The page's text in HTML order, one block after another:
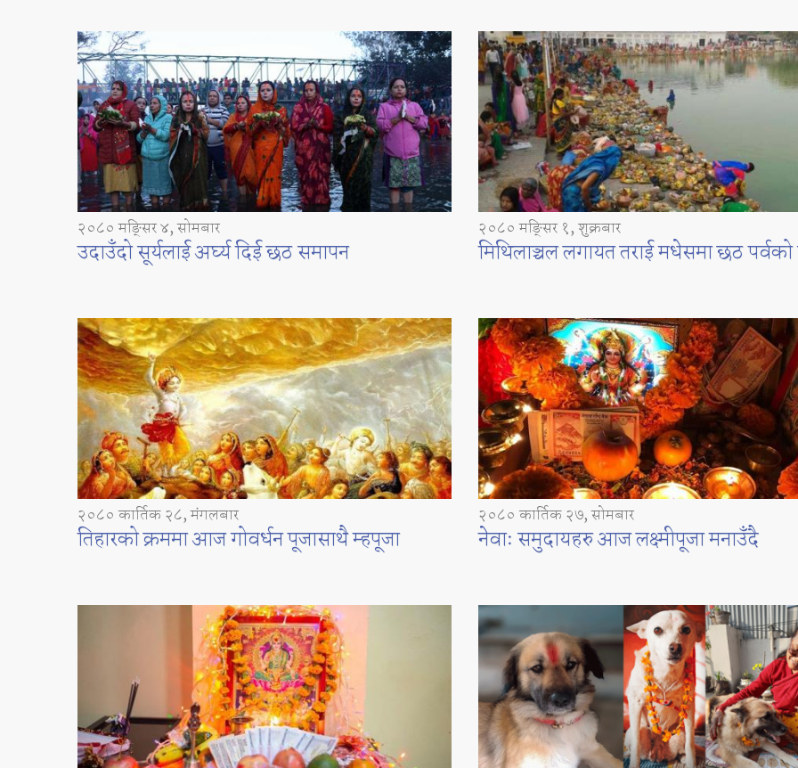
२०८० मङ्सिर ४, सोमबार
उदाउँदो सूर्यलाई अर्घ्य दिई छठ समापन
२०८० मङ्सिर १, शुक्रबार
मिथिलाञ्चल लगायत तराई मधेसमा छठ
२०८० कार्तिक २८, मंगलबार
तिहारको क्रममा आज गोवर्धन पूजासाथै म्हपूजा
२०८० कार्तिक २७, सोमबार
नेवाः समुदायहरु आज लक्ष्मीपूजा मनाउँदै